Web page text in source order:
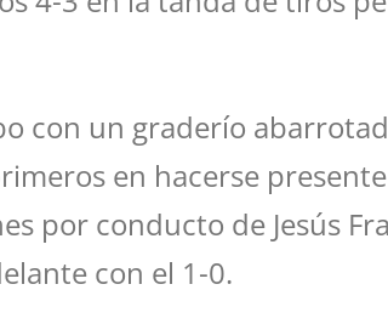
con un graderío
en hacerse
por conducto de Jesús
con el 1-0.